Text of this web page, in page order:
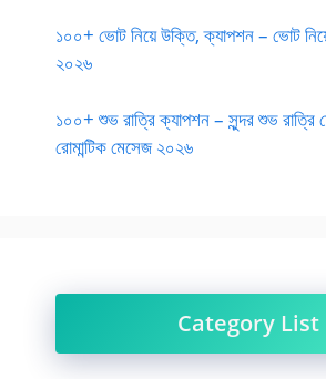
১০০+ ভোট নিয়ে উক্তি, ক্যাপশন – ভোট
২০২৬
১০০+ শুভ রাত্রি ক্যাপশন – সুন্দর শুভ রাত্রি
রোমান্টিক মেসেজ ২০২৬
Category List